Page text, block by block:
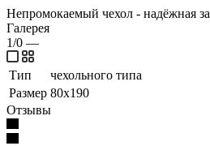
Непромокаемый чехол - надёжная
Галерея
1/0 —
Тип
чехольного типа
Размер 80x190
Отзывы